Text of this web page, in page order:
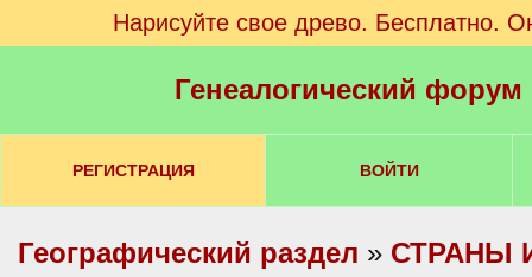
Нарисуйте свое древо. Бесплатно.
Генеалогический
РЕГИСТРАЦИЯ ВОЙТИ
Географический раздел » СТРАНЫ